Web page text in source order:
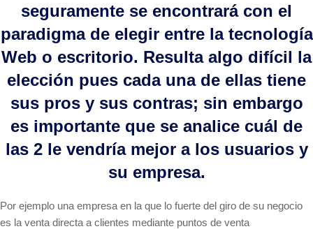
seguramente se encontrará con el
paradigma de elegir entre la tecnología
Web o escritorio. Resulta algo difícil la
elección pues cada una de ellas tiene
sus pros y sus contras; sin embargo
es importante que se analice cuál de
las 2 le vendría mejor a los usuarios y
su empresa.
Por ejemplo una empresa en la que lo fuerte del giro de su negocio
es la venta directa a clientes mediante puntos de venta